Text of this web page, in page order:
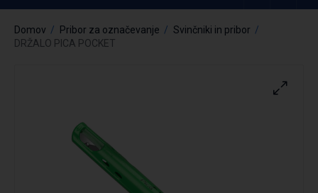
Domov Pribor za označevanje
Svinčniki in pribor
DRŽALO PICA POCKET